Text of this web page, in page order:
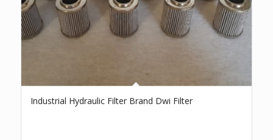
Industrial Hydraulic Filter Brand Dwi Filter